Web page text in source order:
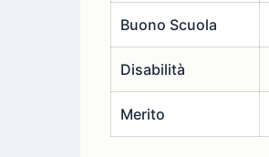
Buono Scuola
Disabilità
Merito